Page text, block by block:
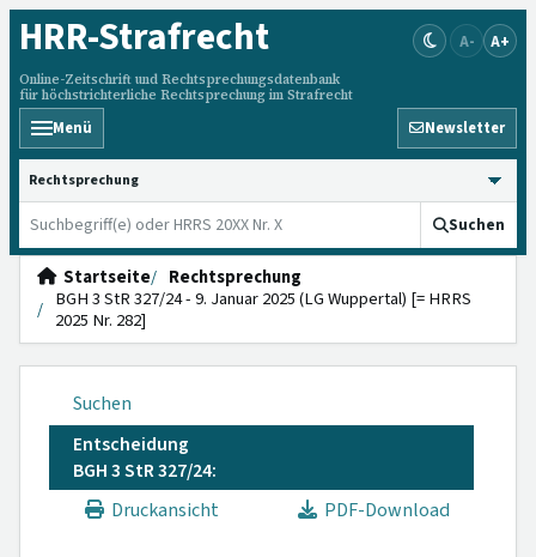
HRR-Strafrecht
Online-Zeitschrift und Rechtsprechungsdatenbank
für höchstrichterliche Rechtsprechung im Strafrecht
A- A+
Menü Newsletter
HRRS durchsuchen
Suchen
Startseite
Rechtsprechung
BGH 3 StR 327/24 - 9. Januar 2025 (LG Wuppertal) [= HRRS
2025 Nr. 282]
Suchen
Entscheidung
BGH 3 StR 327/24:
Druckansicht
PDF-Download